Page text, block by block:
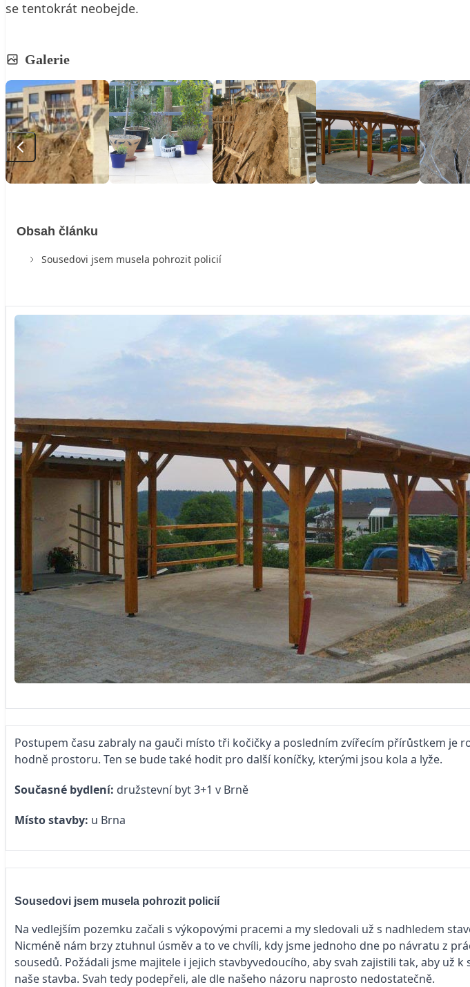
se tentokrát neobejde.
Galerie
Obsah článku
Sousedovi jsem musela pohrozit policií
Postupem času zabraly na gauči místo tři kočičky a posledním zvířecím přírůstkem je
hodně prostoru. Ten se bude také hodit pro další koníčky, kterými jsou kola a lyže.
Současné bydlení: družstevní byt 3+1 v Brně
Místo stavby: u Brna
Sousedovi jsem musela pohrozit policií
Na vedlejším pozemku začali s výkopovými pracemi a my sledovali už s nadhledem
Nicméně nám brzy ztuhnul úsměv a to ve chvíli, kdy jsme jednoho dne po návratu z
sousedů. Požádali jsme majitele i jejich stavbyvedoucího, aby svah zajistili tak, aby už
naše stavba. Svah tedy podepřeli, ale dle našeho názoru naprosto nedostatečně.